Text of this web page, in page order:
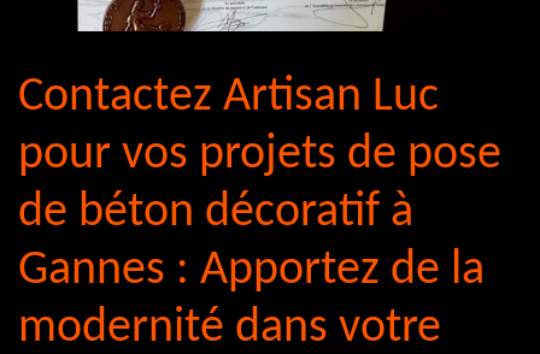
Contactez Artisan Luc
pour vos projets de pose
de béton décoratif à
Gannes : Apportez de la
modernité dans votre